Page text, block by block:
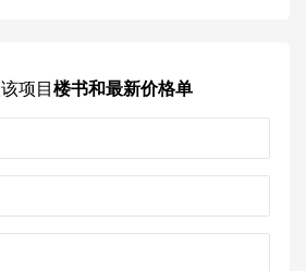
该项目楼书和最新价格单